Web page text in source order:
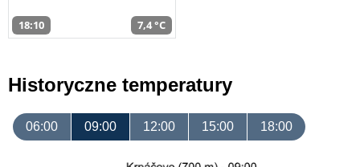
18:10 7,4 °C
Historyczne temperatury
06:00 09:00 12:00 15:00 18:00